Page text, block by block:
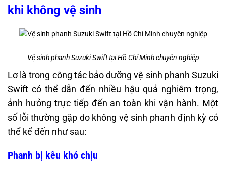
khi không vệ sinh
Vệ sinh phanh Suzuki Swift tại Hồ Chí Minh chuyên nghiệp
Lơ là trong công tác bảo dưỡng vệ sinh phanh Suzuki
Swift có thể dẫn đến nhiều hậu quả nghiêm trọng,
ảnh hưởng trực tiếp đến an toàn khi vận hành. Một
số lỗi thường gặp do không vệ sinh phanh định kỳ có
thể kể đến như sau:
Phanh bị kêu khó chịu